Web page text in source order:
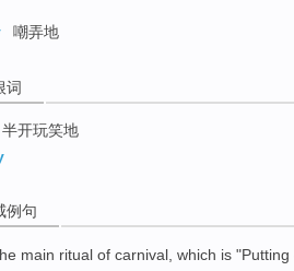
嘲弄地
词
开玩笑地
例句
main ritual of carnival which is "Putting